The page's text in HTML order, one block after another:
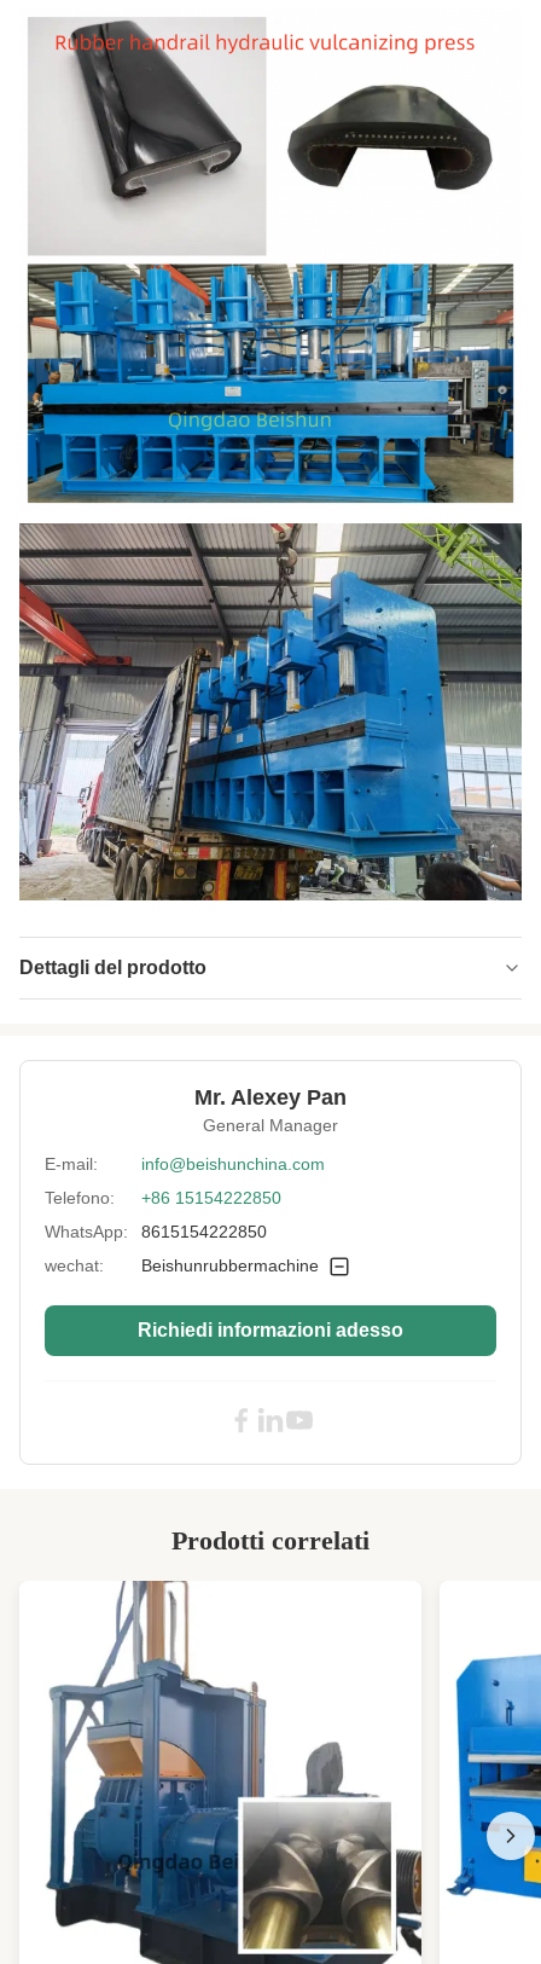
Dettagli del prodotto
Product Name: Macchina di vulcanizzazione della stampa
20 kg/cm2
Control Method: Controllo PLC
Warranty: 2 anni
After-Sales
Service Provided:
Ingegneri disponibili per la manutenzione di
macchinari all'estero, supporto tecnico video
Pressa per vulcanizzazione in gomma 500T
Mr. Alexey Pan
General Manager
E-mail:
info@beishunchina.com
Telefono:
+86 15154222850
WhatsApp:
8615154222850
wechat:
Beishunrubbermachine
Richiedi informazioni adesso
Prodotti correlati